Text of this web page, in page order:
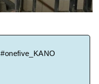
#onefive_KANO